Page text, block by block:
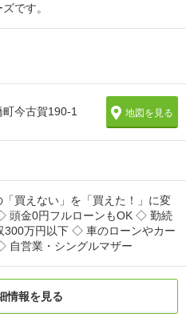
です。
今古賀190-1 地図を見る
「買えない」を「買えた！」に変
頭金0円フルローンもOK ◇ 勤続
万円以下 ◇ 車のローンやカー
自営業・シングルマザー
情報を見る